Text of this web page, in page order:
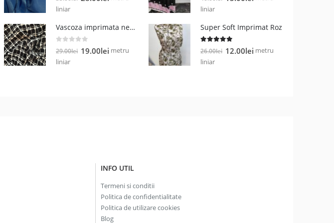
fost:
35.00lei.
28.00lei.
liniar
Vascoza imprimata negru cu alb
out of 5
29.00lei Prețul
19.00lei Prețul
metru
liniar
fost:
40.00lei.
15.00lei.
liniar
Super Soft Imprimat Roz
out of 5
26.00lei Prețul
12.00lei Prețul
metru
liniar
INFO UTIL
Termeni si conditii
Politica de confidentialitate
Politica de utilizare cookies
Blog